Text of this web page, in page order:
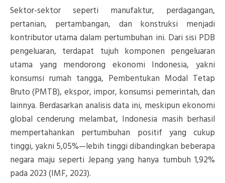
Sektor-sektor seperti manufaktur, perdagangan,
pertanian, pertambangan, dan konstruksi menjadi
kontributor utama dalam pertumbuhan ini. Dari sisi PDB
pengeluaran, terdapat tujuh komponen pengeluaran
utama yang mendorong ekonomi Indonesia, yakni
konsumsi rumah tangga, Pembentukan Modal Tetap
Bruto (PMTB), ekspor, impor, konsumsi pemerintah, dan
lainnya. Berdasarkan analisis data ini, meskipun ekonomi
global cenderung melambat, Indonesia masih berhasil
mempertahankan pertumbuhan positif yang cukup
tinggi, yakni 5,05%—lebih tinggi dibandingkan beberapa
negara maju seperti Jepang yang hanya tumbuh 1,92%
pada 2023 (IMF, 2023).